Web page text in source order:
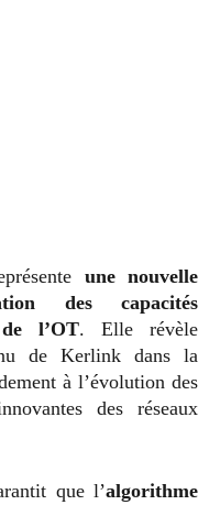
une nouvelle
des capacités
l’OT. Elle révèle
de Kerlink dans la
à l’évolution des
des réseaux
que l’algorithme